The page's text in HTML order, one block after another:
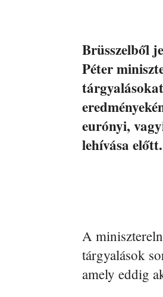
Brüsszelből
Péter
eurónyi,
lehívása előtt.
A
tárgyalások
amely eddig